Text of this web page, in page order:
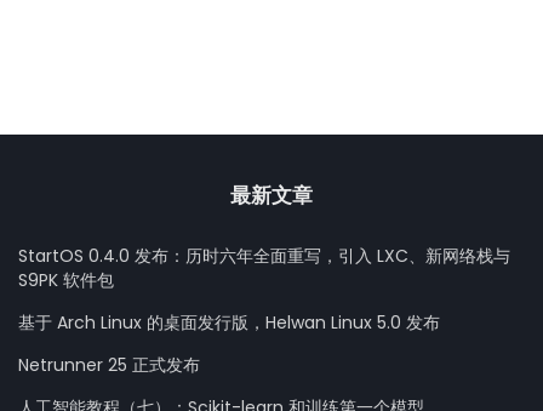
最新文章
StartOS 0.4.0 发布：历时六年全面重写，引入 LXC、新网络栈与
S9PK 软件包
基于 Arch Linux 的桌面发行版，Helwan Linux 5.0 发布
Netrunner 25 正式发布